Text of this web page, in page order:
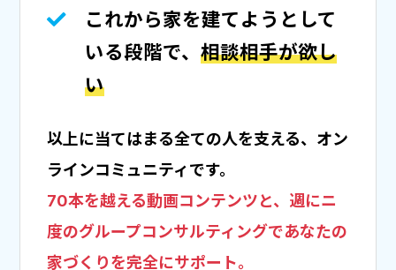
これから家を建てようとして
いる段階で、 相談相手が欲し
い
以上に当てはまる全ての人を支える、オン
ラインコミュニティです。
70本を越える動画コンテンツと、週にニ
度のグループコンサルティングであなたの
家づくりを完全にサポート。